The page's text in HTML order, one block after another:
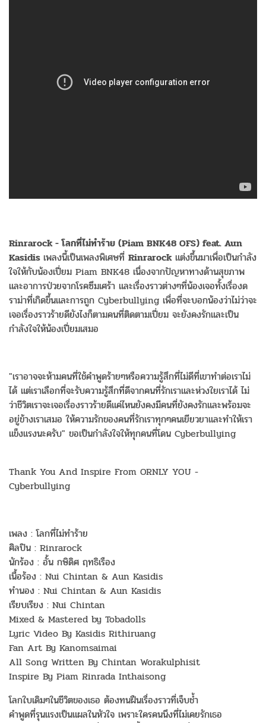
Rinrarock - โลกที่ไม่ทำร้าย (Piam BNK48 OFS) feat. Aun
Kasidis เพลงนี้เป็นเพลงพิเศษที่ Rinrarockแต่งขึ้นมาเพื่อเป็นกำลัง
ใจให้กับน้องเปี่ยม Piam BNK48 เนื่องจากปัญหาทางด้านสุขภาพ
และอาการป่วยจากโรคซึมเศร้า และเรื่องราวต่างๆที่น้องเจอทั้งเรื่องด
ราม่าที่เกิดขึ้นและการถูก Cyberbullying เพื่อที่จะบอกน้องว่าไม่ว่าจะ
เจอเรื่องราวร้ายดียังไงก็ตามคนที่ติดตามเปี่ยม จะยังคงรักและเป็น
กำลังใจให้น้องเปี่ยมเสมอ
"เราอาจจะห้ามคนที่ใช้คำพูดร้ายๆหรือความรู้สึกที่ไม่ดีที่เขาทำต่อเราไม่
ได้ แต่เราเลือกที่จะรับความรู้สึกที่ดีจากคนที่รักเราและห่วงใยเราได้ ไม่
ว่าชีวิตเราจะเจอเรื่องราวร้ายดีแค่ไหนยังคงมีคนที่ยังคงรักและพร้อมจะ
อยู่ข้างเราเสมอ ให้ความรักของคนที่รักเราทุกๆคนเยียวยาและทำให้เรา
แข็งแรงนะครับ" ขอเป็นกำลังใจให้ทุกคนที่โดน Cyberbullying
Thank You And Inspire From ORNLY YOU -
Cyberbullying
เพลง : โลกที่ไม่ทำร้าย
ศิลปิน : Rinrarock
นักร้อง : อั้น กษิดิศ ฤทธิเรือง
เนื้อร้อง : Nui Chintan & Aun Kasidis
ทำนอง : Nui Chintan & Aun Kasidis
เรียบเรียง : Nui Chintan
Mixed & Mastered by Tobadolls
Lyric Video By Kasidis Rithiruang
Fan Art By Kanomsaimai
All Song Written By Chintan Worakulphisit
Inspire By Piam Rinrada Inthaisong
โลกใบเดิมๆในชีวิตของเธอ ต้องทนฝืนเรื่องราวที่เจ็บช้ำ
คำพูดที่รุนแรงเป็นแผลในหัวใจ เพราะใครคนนึงที่ไม่เคยรักเธอ